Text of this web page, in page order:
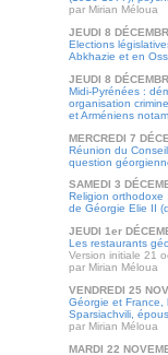
par Mirian Méloua
JEUDI 8
Elections
Abkhazie et en
JEUDI 8
Midi-Pyrénées :
organisation
et Arméniens
MERCREDI 7
Réunion du
question
SAMEDI 3
Religion orthodoxe
de Géorgie Elie II
JEUDI 1er
Les restaurants
Version initiale 21
par Mirian Méloua
VENDREDI 25
Géorgie et France,
Sparsiachvili,
par Mirian Méloua
MARDI 22